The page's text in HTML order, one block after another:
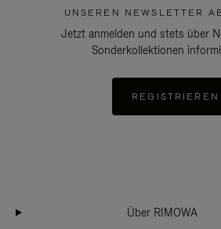
UNSEREN NEWSLETTER
Jetzt anmelden und stets über
Sonderkollektionen
REGISTRIEREN
Über RIMOWA